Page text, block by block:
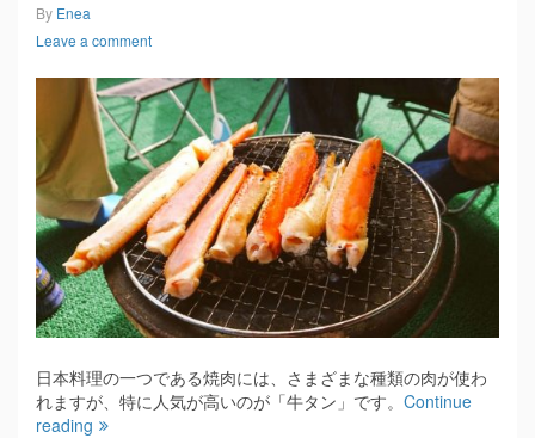
By Enea
Leave a comment
日本料理の一つである焼肉には、さまざまな種類の肉が使わ
れますが、特に人気が高いのが「牛タン」です。 Continue
reading